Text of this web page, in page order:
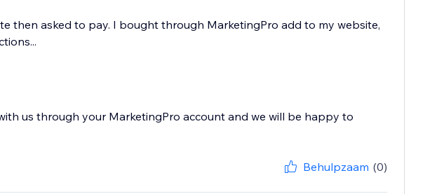
then asked to pay. I bought through MarketingPro add to my website,
us through your MarketingPro account and we will be happy to
Behulpzaam (0)